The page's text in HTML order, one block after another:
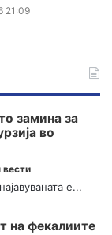
21:09
замина за
во
вести
е...
на фекалиите